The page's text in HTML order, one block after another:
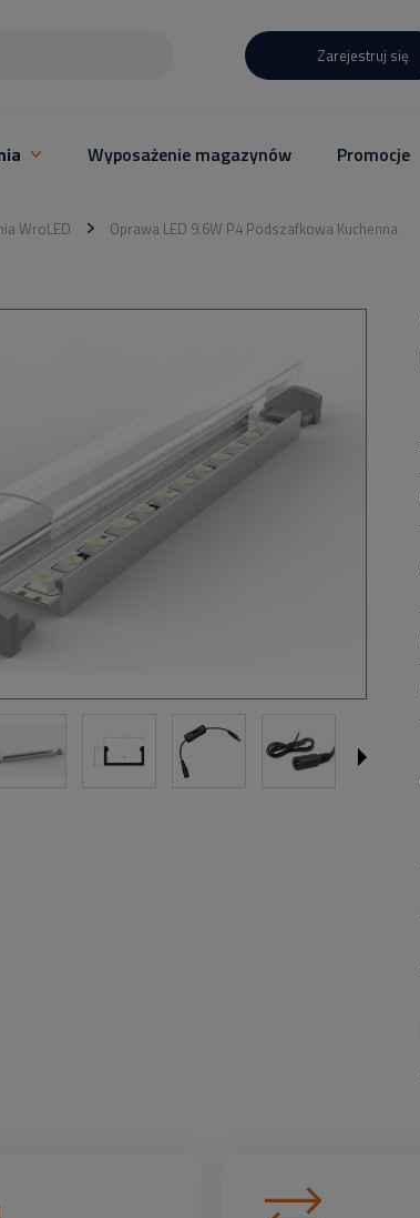
Zarejestruj się
Wyposażenie magazynów Promocje
WroLED Oprawa LED 9.6W P4 Podszafkowa Kuchenna